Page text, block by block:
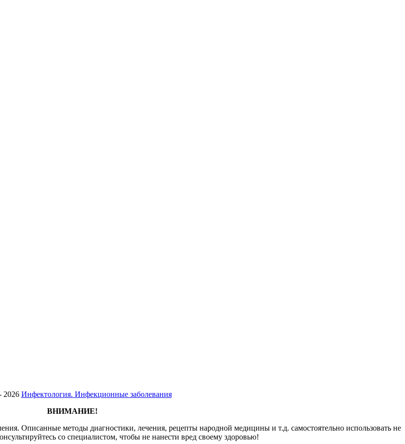
2026 Инфектология. Инфекционные заболевания
ВНИМАНИЕ!
Описанные методы диагностики, лечения, рецепты народной медицины и т.д. самостоятельно использовать не
со специалистом, чтобы не нанести вред своему здоровью!